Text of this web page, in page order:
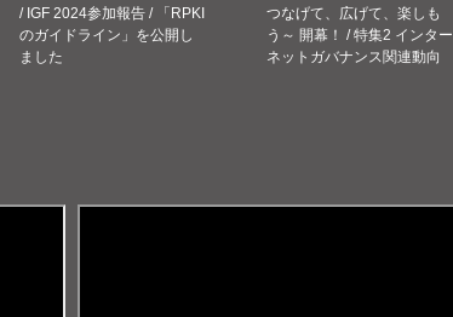
/ IGF 2024参加報告 / 「RPKI
のガイドライン」を公開し
ました
つなげて、広げて、楽しも
う～ 開幕！ / 特集2 インター
ネットガバナンス関連動向